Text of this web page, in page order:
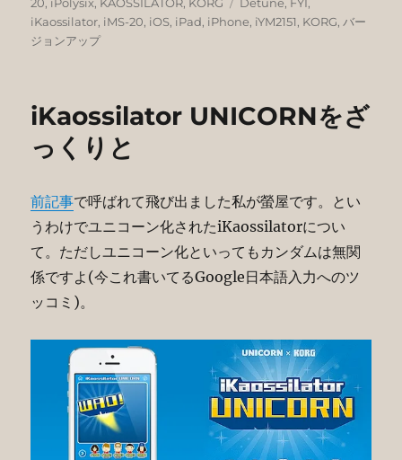
者
日:
ゴ
グ
iKaossilator, iMS-20, iOS, iPad, iPhone, iYM2151, KORG, バー
ジョンアップ
iKaossilator UNICORNをざ
っくりと
前記事で呼ばれて飛び出ました私が螢屋です。とい
うわけでユニコーン化されたiKaossilatorについ
て。ただしユニコーン化といってもカンダムは無関
係ですよ(今これ書いてるGoogle日本語入力へのツ
ッコミ)。